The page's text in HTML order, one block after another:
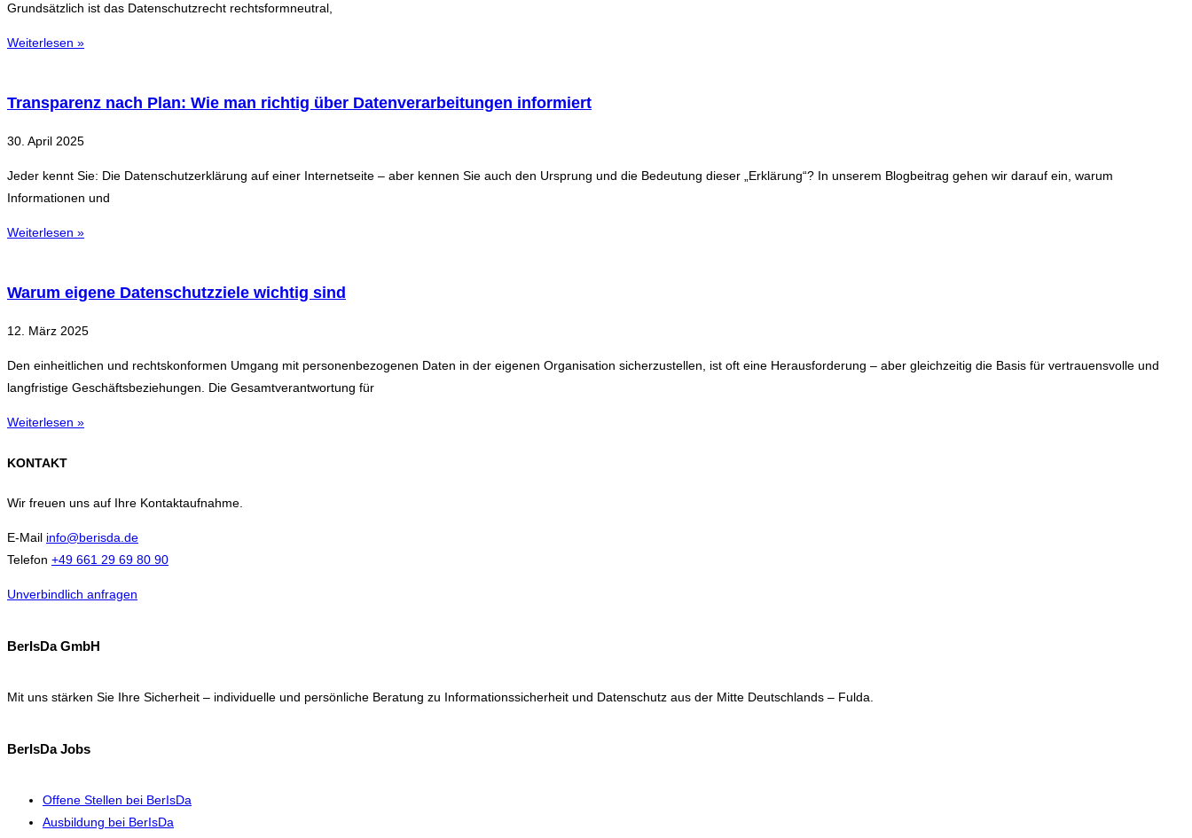
Grundsätzlich ist das Datenschutzrecht rechtsformneutral,
Weiterlesen »
Transparenz nach Plan: Wie man richtig über Datenverarbeitungen informiert
30. April 2025
Jeder kennt Sie: Die Datenschutzerklärung auf einer Internetseite – aber kennen Sie auch den Ursprung und die Bedeutung dieser „Erklärung“? In unserem Blogbeitrag gehen wir darauf ein, warum
Informationen und
Weiterlesen »
Warum eigene Datenschutzziele wichtig sind
12. März 2025
Den einheitlichen und rechtskonformen Umgang mit personenbezogenen Daten in der eigenen Organisation sicherzustellen, ist oft eine Herausforderung – aber gleichzeitig die Basis für vertrauensvolle und
langfristige Geschäftsbeziehungen. Die Gesamtverantwortung für
Weiterlesen »
KONTAKT
Wir freuen uns auf Ihre Kontaktaufnahme.
E-Mail info@berisda.de
Telefon +49 661 29 69 80 90
Unverbindlich anfragen
BerIsDa GmbH
Mit uns stärken Sie Ihre Sicherheit – individuelle und persönliche Beratung zu Informationssicherheit und Datenschutz aus der Mitte Deutschlands – Fulda.
BerIsDa Jobs
Offene Stellen bei BerIsDa
Ausbildung bei BerIsDa